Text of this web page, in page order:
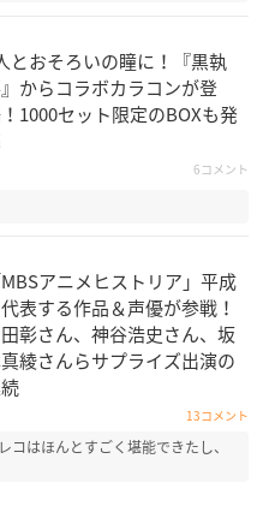
とおそろいの瞳に！『黒執
からコラボカラコンが登
1000セット限定のBOXも発
6コメント
MBSアニメヒストリア」平成
表する作品＆声優が参戦！
彰さん、神谷浩史さん、坂
綾さんらサプライズ出演の
13コメント
はほんとすごく堪能できたし、